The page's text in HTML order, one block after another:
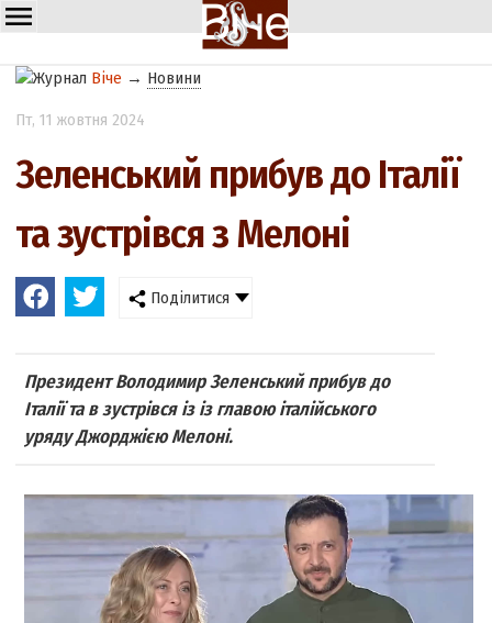
Віче → Новини
Пт, 11 жовтня 2024
Зеленський прибув до Італії
та зустрівся з Мелоні
Поділитися
Президент Володимир Зеленський прибув до
Італії та в зустрівся із із главою італійського
уряду Джорджією Мелоні.